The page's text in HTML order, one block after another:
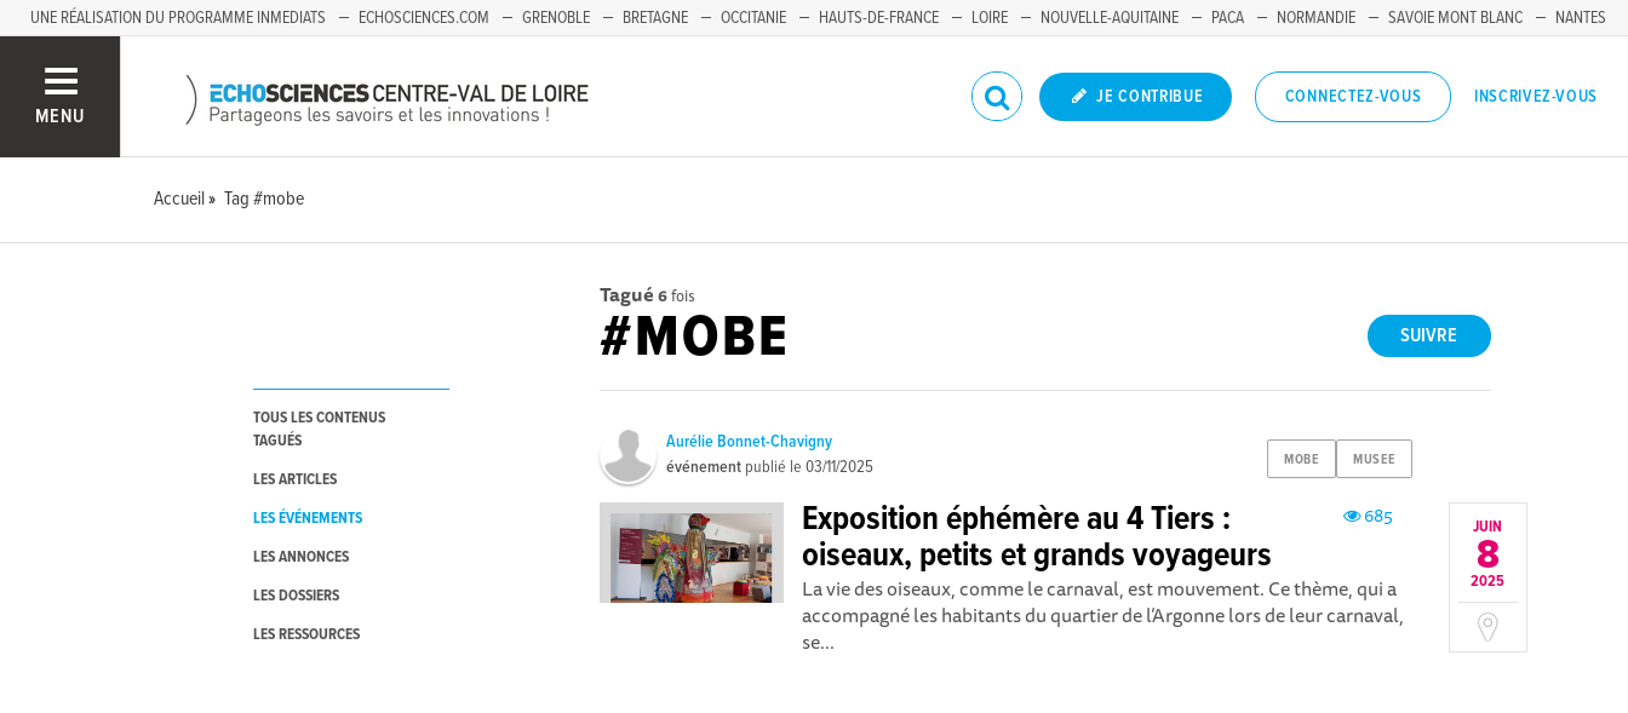
UNE RÉALISATION DU PROGRAMME INMEDIATS ECHOSCIENCES.COM GRENOBLE BRETAGNE OCCITANIE HAUTS-DE-FRANCE LOIRE NOUVELLE-AQUITAINE PACA NORMANDIE SAVOIE MONT BLANC
NANTES
MENU
JE CONTRIBUE CONNECTEZ-VOUS INSCRIVEZ-VOUS
Accueil Tag #mobe
TOUS LES CONTENUS
TAGUÉS
LES ARTICLES
LES ÉVÉNEMENTS
LES ANNONCES
LES DOSSIERS
LES RESSOURCES
Tagué 6fois
SUIVRE
#MOBE
MOBE MUSEE
Aurélie Bonnet-Chavigny
événement publié le03/11/2025
JUIN
8
2025
685
Exposition éphémère au 4 Tiers :
oiseaux, petits et grands voyageurs
La vie des oiseaux, comme le carnaval, est mouvement. Ce thème, qui a
accompagné les habitants du quartier de l’Argonne lors de leur carnaval,
se...